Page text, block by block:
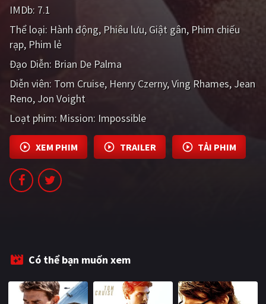
PHIM CHIẾU RẠP
TUYỂN TẬP PHIM
BLOG
IMDb: 7.1
Thể loại: Hành động Phiêu lưu Giật gân Phim chiếu
rạp Phim lẻ
Đạo Diễn: Brian De Palma
Diễn viên: Tom Cruise Henry Czerny Ving Rhames Jean
Reno Jon Voight
Loạt phim: Mission: Impossible
XEM PHIM TRAILER TẢI PHIM
Có thể bạn muốn xem